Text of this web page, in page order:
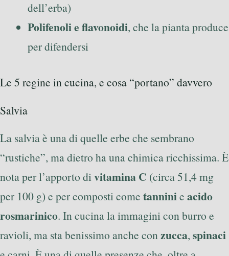
dell’erba)
Polifenoli e flavonoidi, che la pianta produce
per difendersi
Le 5 regine in cucina, e cosa “portano” davvero
Salvia
La salvia è una di quelle erbe che sembrano
“rustiche”, ma dietro ha una chimica ricchissima. È
nota per l’apporto divitamina C (circa 51,4 mg
per 100 g) e per composti come tanninie acido
rosmarinico. In cucina la immagini con burro e
ravioli, ma sta benissimo anche conzucca, spinaci